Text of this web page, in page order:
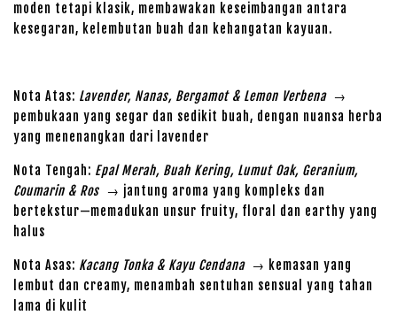
moden tetapi klasik, membawakan keseimbangan antara
kesegaran, kelembutan buah dan kehangatan kayuan.
Nota Atas: Lavender, Nanas, Bergamot & Lemon Verbena→
pembukaan yang segar dan sedikit buah, dengan nuansa herba
yang menenangkan dari lavender
Nota Tengah: Epal Merah, Buah Kering, Lumut Oak, Geranium,
Coumarin & Ros → jantung aroma yang kompleks dan
bertekstur—memadukan unsur fruity, floral dan earthy yang
halus
Nota Asas: Kacang Tonka & Kayu Cendana→ kemasan yang
lembut dan creamy, menambah sentuhan sensual yang tahan
lama di kulit